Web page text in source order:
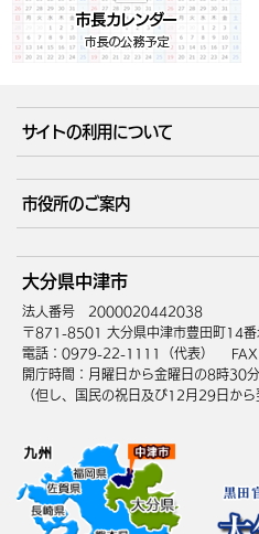
サイトの利用について
サイトマップ
市役所のご案内
庁舎地図
中津市へのアクセス
大分県中津市
法人番号 2000020442038
〒871-8501 大分県中津市豊田町14番
電話：0979-22-1111（代表）
開庁時間：月曜日から金曜日の8時30
（但し、国民の祝日及び12月29日から